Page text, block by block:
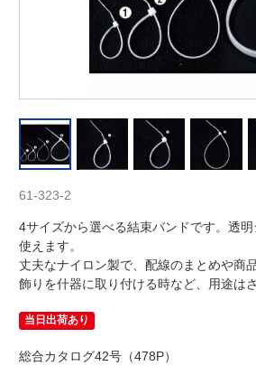
61-323-2
4サイズから選べる結束バンドです。透明
使えます。
丈夫なナイロン製で、配線のまとめや商品
飾りを什器に取り付ける時など、用途は
当日出荷あり
総合カタログ42号（478P）